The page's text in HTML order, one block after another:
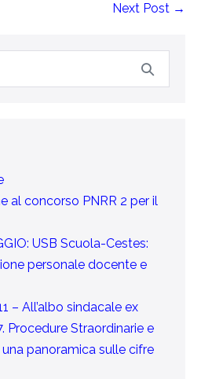
Next Post →
al concorso PNRR 2 per il
USB Scuola-Cestes:
personale docente e
– All’albo sindacale ex
Procedure Straordinarie e
panoramica sulle cifre